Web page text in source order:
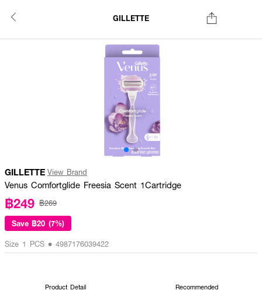
GILLETTE
GILLETTE View Brand
Venus Comfortglide Freesia Scent 1Cartridge
฿249 ฿269
Save ฿20 (7%)
Size 1 PCS • 4987176039422
Product Detail Recommended